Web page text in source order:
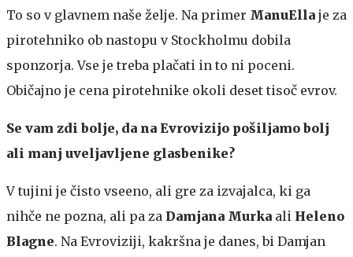
To so v glavnem naše želje. Na primer ManuElla je za
pirotehniko ob nastopu v Stockholmu dobila
sponzorja. Vse je treba plačati in to ni poceni.
Običajno je cena pirotehnike okoli deset tisoč evrov.
Se vam zdi bolje, da na Evrovizijo pošiljamo bolj
ali manj uveljavljene glasbenike?
V tujini je čisto vseeno, ali gre za izvajalca, ki ga
nihče ne pozna, ali pa za Damjana Murka ali Heleno
Blagne. Na Evroviziji, kakršna je danes, bi Damjan